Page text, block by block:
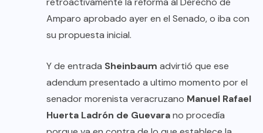
Amparo aprobado ayer en el Senado, o iba con
su propuesta inicial.
Y de entrada Sheinbaum advirtió que ese
adendum presentado a ultimo momento por el
senador morenista veracruzano Manuel Rafael
Huerta Ladrón de Guevarano procedía